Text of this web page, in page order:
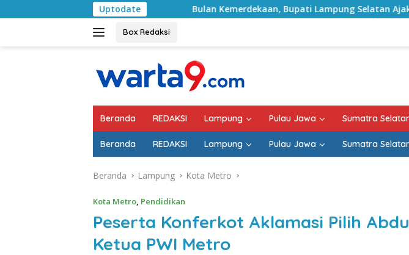
ke
Uptodate
Bulan Kemerdekaan, Bupati Lampung Selatan Ajak ASN Perkuat
Box Redaksi
Beranda REDAKSI Lampung Pulau Jawa Sumatra
Beranda REDAKSI Lampung Pulau Jawa Sumatra
Beranda Lampung Kota Metro
Kota Metro, Pendidikan
Peserta Konferkot Aklamasi Pilih
Ketua PWI Metro